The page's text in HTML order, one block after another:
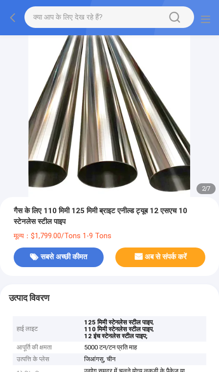
2/7
गैस के लिए 110 मिमी 125 मिमी ब्राइट एनील्ड ट्यूब 12 एसएच 10
स्टेनलेस स्टील पाइप
मूल्य：$1,799.00/Tons 1-9 Tons
सबसे अच्छी कीमत अब से संपर्क करें
उत्पाद विवरण
हाई लाइट
125 मिमी स्टेनलेस स्टील पाइप,
110 मिमी स्टेनलेस स्टील पाइप,
12 इंच स्टेनलेस स्टील पाइप;
आपूर्ति की क्षमता
5000 टन/टन प्रति माह
उत्पत्ति के प्लेस
जिआंगसु, चीन